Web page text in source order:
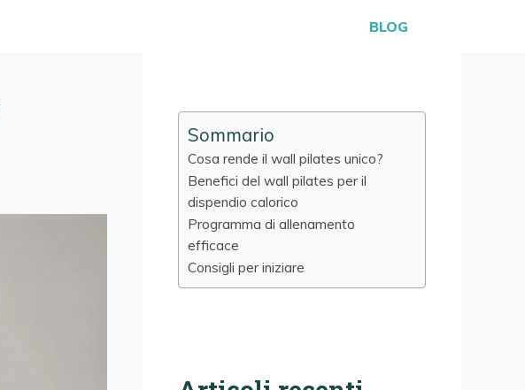
BLOG
Sommario
Cosa rende il wall pilates unico?
Benefici del wall pilates per il
dispendio calorico
Programma di allenamento
efficace
Consigli per iniziare